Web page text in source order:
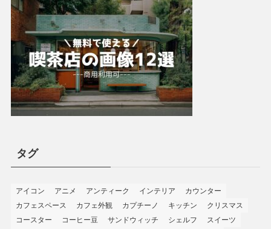
タグ
アイコン アニメ アンティーク インテリア
カウンター
カフェスペース
カフェ外観 カプチーノ キッチン
クリスマス
コースター
コーヒー豆 サンドウィッチ シェルフ
スイーツ